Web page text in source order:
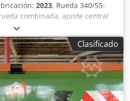
2023, Rueda 340/55-
combinada, ajuste central
cuerpo de arado STU 40, reja
de corte Ø 500 dentado, 1
para iluminación / Chsdjt
Clasificado